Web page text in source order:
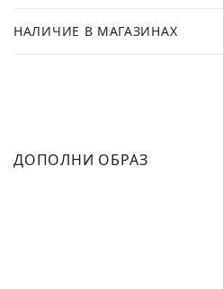
НАЛИЧИЕ В МАГАЗИНАХ
ДОПОЛНИ ОБРАЗ